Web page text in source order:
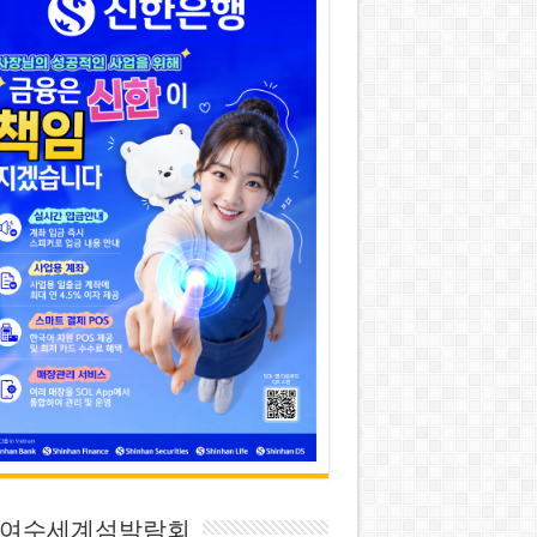
여수세계섬박람회